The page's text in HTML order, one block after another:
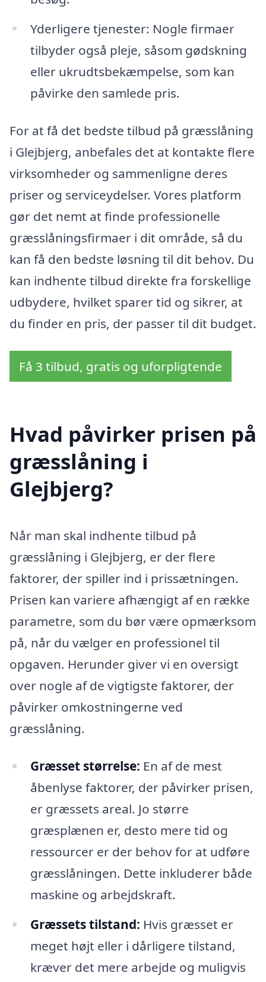
Yderligere tjenester: Nogle firmaer
tilbyder også pleje, såsom gødskning
eller ukrudtsbekæmpelse, som kan
påvirke den samlede pris.
For at få det bedste tilbud på græsslåning
i Glejbjerg, anbefales det at kontakte flere
virksomheder og sammenligne deres
priser og serviceydelser. Vores platform
gør det nemt at finde professionelle
græsslåningsfirmaer i dit område, så du
kan få den bedste løsning til dit behov. Du
kan indhente tilbud direkte fra forskellige
udbydere, hvilket sparer tid og sikrer, at
du finder en pris, der passer til dit budget.
Få 3 tilbud, gratis og uforpligtende
Hvad påvirker prisen på
græsslåning i
Glejbjerg?
Når man skal indhente tilbud på
græsslåning i Glejbjerg, er der flere
faktorer, der spiller ind i prissætningen.
Prisen kan variere afhængigt af en række
parametre, som du bør være opmærksom
på, når du vælger en professionel til
opgaven. Herunder giver vi en oversigt
over nogle af de vigtigste faktorer, der
påvirker omkostningerne ved
græsslåning.
Græsset størrelse: En af de mest
åbenlyse faktorer, der påvirker prisen,
er græssets areal. Jo større
græsplænen er, desto mere tid og
ressourcer er der behov for at udføre
græsslåningen. Dette inkluderer både
maskine og arbejdskraft.
Græssets tilstand: Hvis græsset er
meget højt eller i dårligere tilstand,
kræver det mere arbejde og muligvis